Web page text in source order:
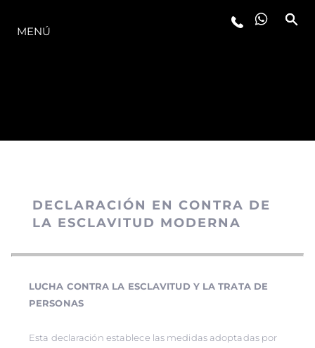
MENÚ
DECLARACIÓN EN CONTRA DE
LA ESCLAVITUD MODERNA
LUCHA CONTRA LA ESCLAVITUD Y LA TRATA DE
PERSONAS
Esta declaración establece las medidas adoptadas por